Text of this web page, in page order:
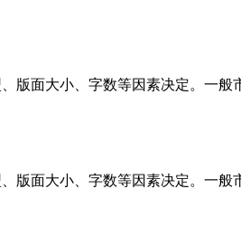
版面大小、字数等因素决定。一
版面大小、字数等因素决定。一